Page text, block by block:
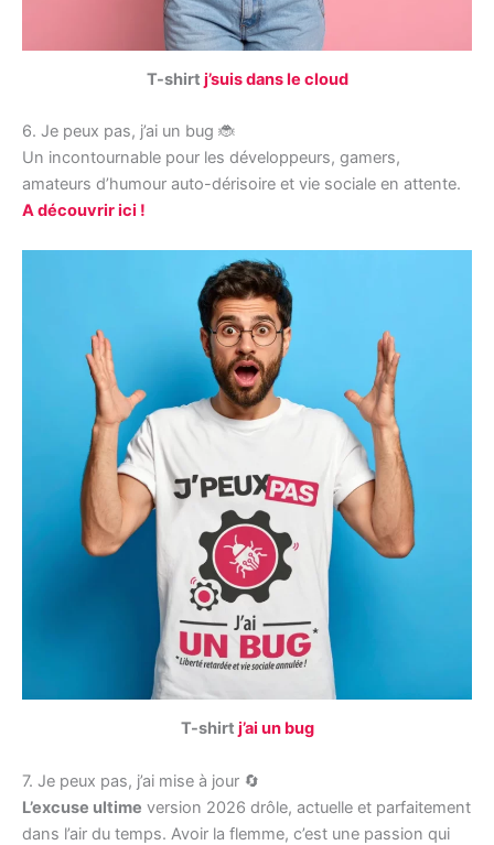
T-shirt j’suis dans le cloud
6. Je peux pas, j’ai un bug 🐞
Un incontournable pour les développeurs, gamers,
amateurs d’humour auto-dérisoire et vie sociale en attente.
A découvrir ici !
T-shirt j’ai un bug
7. Je peux pas, j’ai mise à jour 🔄
L’excuse ultime version 2026 drôle, actuelle et parfaitement
dans l’air du temps. Avoir la flemme, c’est une passion qui